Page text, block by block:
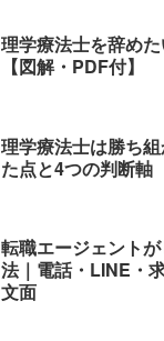
理学療法士を辞め
【図解・PDF付】
理学療法士は勝ち
た点と4つの判断軸
転職エージェント
法｜電話・LINE・
文面